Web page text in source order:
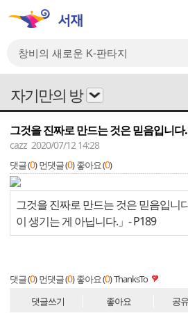
자기만의 방
그것을 진짜로 만드는 것은 믿음입니
cazz 2020/07/12 14:28
댓글 (0) 먼댓글 (0) 좋아요 (0)
그것을 진짜로 만드는 것은 믿음입니
이 생기는 게 아닙니다.」 - P189
댓글 (0) 먼댓글 (0) 좋아요 (0)ThanksTo
댓글쓰기 좋아요 공